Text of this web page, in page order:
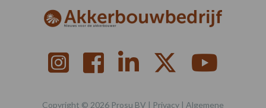
Copyright © 2026 Prosu BV | Privacy | Algemene